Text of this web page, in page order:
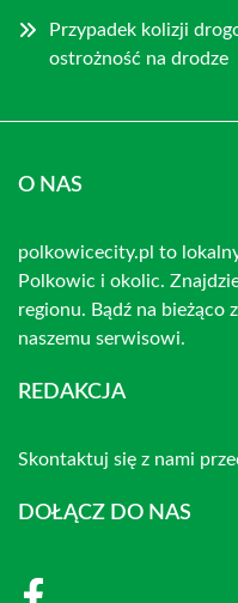
Przypadek kolizji
ostrożność na drodze
O NAS
polkowicecity.pl to
Polkowic i okolic.
regionu. Bądź na bieżąco
naszemu serwisowi.
REDAKCJA
Skontaktuj się z nami
DOŁĄCZ DO NAS